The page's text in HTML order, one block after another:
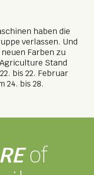
haben die
verlassen. Und
Farben zu
Stand
bis 22. Februar
24. bis 28.
of